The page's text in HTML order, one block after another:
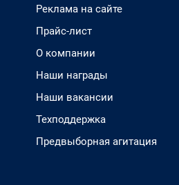
Реклама на сайте
Прайс-лист
О компании
Наши награды
Наши вакансии
Техподдержка
Предвыборная агитация